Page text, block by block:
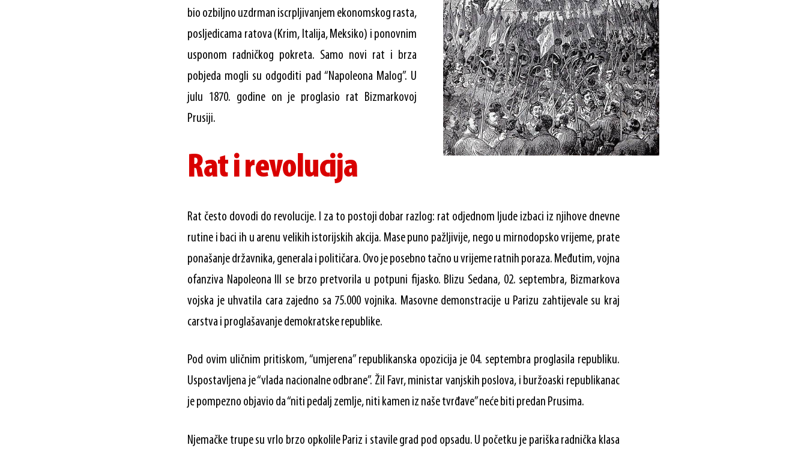
bio ozbiljno uzdrman iscrpljivanjem ekonomskog rasta,
posljedicama ratova (Krim, Italija, Meksiko) i ponovnim
usponom radničkog pokreta. Samo novi rat i brza
pobjeda mogli su odgoditi pad “Napoleona Malog”. U
julu 1870. godine on je proglasio rat Bizmarkovoj
Prusiji.
Rat i revolucija
Rat često dovodi do revolucije. I za to postoji dobar razlog: rat odjednom ljude izbaci iz njihove dnevne
rutine i baci ih u arenu velikih istorijskih akcija. Mase puno pažljivije, nego u mirnodopsko vrijeme, prate
ponašanje državnika, generala i političara. Ovo je posebno tačno u vrijeme ratnih poraza. Međutim, vojna
ofanziva Napoleona III se brzo pretvorila u potpuni fijasko. Blizu Sedana, 02. septembra, Bizmarkova
vojska je uhvatila cara zajedno sa 75.000 vojnika. Masovne demonstracije u Parizu zahtijevale su kraj
carstva i proglašavanje demokratske republike.
Pod ovim uličnim pritiskom, “umjerena” republikanska opozicija je 04. septembra proglasila republiku.
Uspostavljena je “vlada nacionalne odbrane”. Žil Favr, ministar vanjskih poslova, i buržoaski republikanac
je pompezno objavio da “niti pedalj zemlje, niti kamen iz naše tvrđave” neće biti predan Prusima.
Njemačke trupe su vrlo brzo opkolile Pariz i stavile grad pod opsadu. U početku je pariška radnička klasa